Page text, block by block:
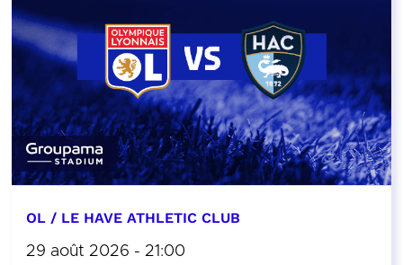
OL / LE HAVE ATHLETIC CLUB
29 août 2026 - 21:00